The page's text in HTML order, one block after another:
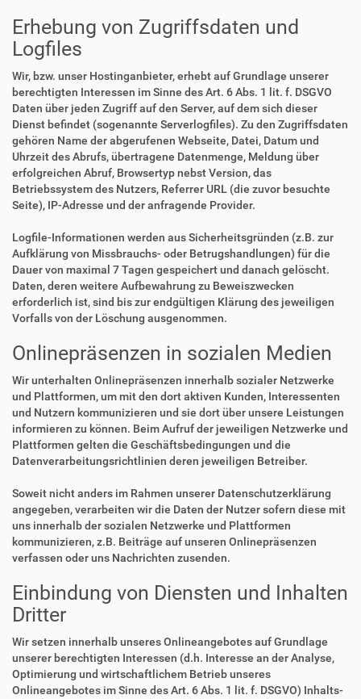
Erhebung von Zugriffsdaten und
Logfiles
Wir, bzw. unser Hostinganbieter, erhebt auf Grundlage unserer
berechtigten Interessen im Sinne des Art. 6 Abs. 1 lit. f. DSGVO
Daten über jeden Zugriff auf den Server, auf dem sich dieser
Dienst befindet (sogenannte Serverlogfiles). Zu den Zugriffsdaten
gehören Name der abgerufenen Webseite, Datei, Datum und
Uhrzeit des Abrufs, übertragene Datenmenge, Meldung über
erfolgreichen Abruf, Browsertyp nebst Version, das
Betriebssystem des Nutzers, Referrer URL (die zuvor besuchte
Seite), IP-Adresse und der anfragende Provider.
Logfile-Informationen werden aus Sicherheitsgründen (z.B. zur
Aufklärung von Missbrauchs- oder Betrugshandlungen) für die
Dauer von maximal 7 Tagen gespeichert und danach gelöscht.
Daten, deren weitere Aufbewahrung zu Beweiszwecken
erforderlich ist, sind bis zur endgültigen Klärung des jeweiligen
Vorfalls von der Löschung ausgenommen.
Onlinepräsenzen in sozialen Medien
Wir unterhalten Onlinepräsenzen innerhalb sozialer Netzwerke
und Plattformen, um mit den dort aktiven Kunden, Interessenten
und Nutzern kommunizieren und sie dort über unsere Leistungen
informieren zu können. Beim Aufruf der jeweiligen Netzwerke und
Plattformen gelten die Geschäftsbedingungen und die
Datenverarbeitungsrichtlinien deren jeweiligen Betreiber.
Soweit nicht anders im Rahmen unserer Datenschutzerklärung
angegeben, verarbeiten wir die Daten der Nutzer sofern diese mit
uns innerhalb der sozialen Netzwerke und Plattformen
kommunizieren, z.B. Beiträge auf unseren Onlinepräsenzen
verfassen oder uns Nachrichten zusenden.
Einbindung von Diensten und Inhalten
Dritter
Wir setzen innerhalb unseres Onlineangebotes auf Grundlage
unserer berechtigten Interessen (d.h. Interesse an der Analyse,
Optimierung und wirtschaftlichem Betrieb unseres
Onlineangebotes im Sinne des Art. 6 Abs. 1 lit. f. DSGVO) Inhalts-